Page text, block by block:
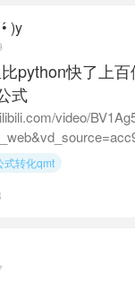
)y
python快了上
式
video/
式转化qmt